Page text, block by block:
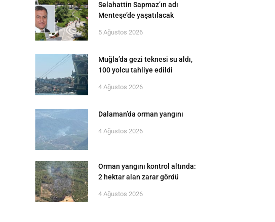
Selahattin Sapmaz’ın adı
Menteşe’de yaşatılacak
5 Ağustos 2026
Muğla’da gezi teknesi su aldı,
100 yolcu tahliye edildi
4 Ağustos 2026
Dalaman’da orman yangını
4 Ağustos 2026
Orman yangını kontrol altında:
2 hektar alan zarar gördü
4 Ağustos 2026